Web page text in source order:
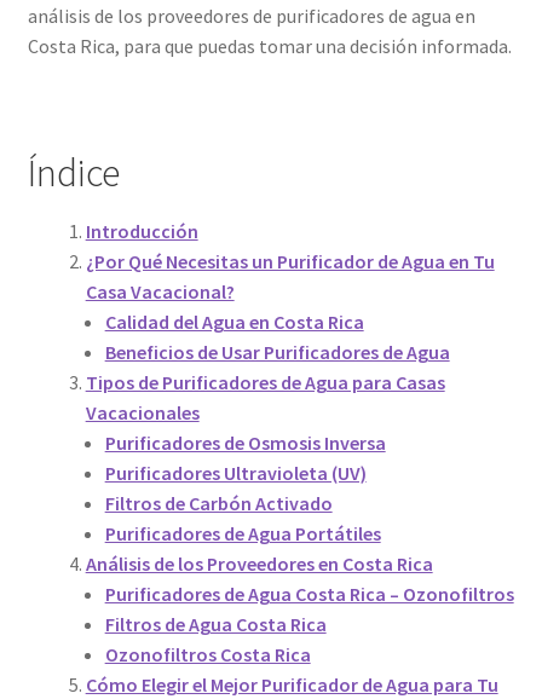
análisis de los proveedores de purificadores de agua en
Costa Rica, para que puedas tomar una decisión informada.
Índice
Introducción
¿Por Qué Necesitas un Purificador de Agua en Tu
Casa Vacacional?
Calidad del Agua en Costa Rica
Beneficios de Usar Purificadores de Agua
Tipos de Purificadores de Agua para Casas
Vacacionales
Purificadores de Osmosis Inversa
Purificadores Ultravioleta (UV)
Filtros de Carbón Activado
Purificadores de Agua Portátiles
Análisis de los Proveedores en Costa Rica
Purificadores de Agua Costa Rica – Ozonofiltros
Filtros de Agua Costa Rica
Ozonofiltros Costa Rica
Cómo Elegir el Mejor Purificador de Agua para Tu